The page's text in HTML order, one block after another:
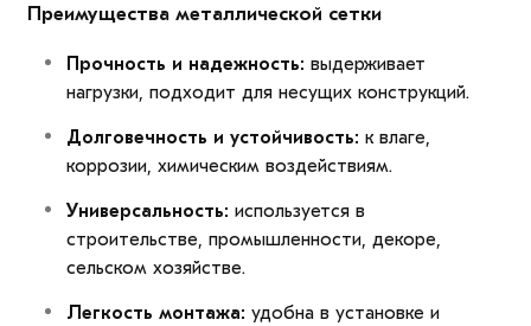
Преимущества металлической сетки
Прочность и надежность: выдерживает
нагрузки, подходит для несущих конструкций.
Долговечность и устойчивость: к влаге,
коррозии, химическим воздействиям.
Универсальность: используется в
строительстве, промышленности, декоре,
сельском хозяйстве.
Легкость монтажа: удобна в установке и